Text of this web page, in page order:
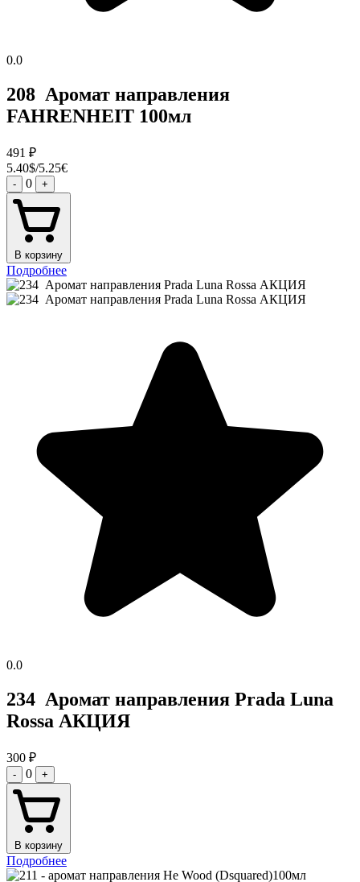
0.0
208 Аромат направления
FAHRENHEIT 100мл
491 ₽
5.40$/5.25€
- 0 +
В корзину
Подробнее
0.0
234 Аромат направления Prada Luna
Rossa АКЦИЯ
300 ₽
- 0 +
В корзину
Подробнее